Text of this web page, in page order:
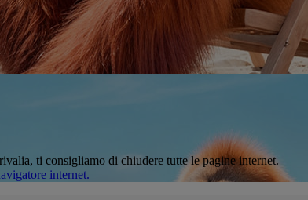
ti consigliamo di chiudere tutte le pagine internet.
internet.